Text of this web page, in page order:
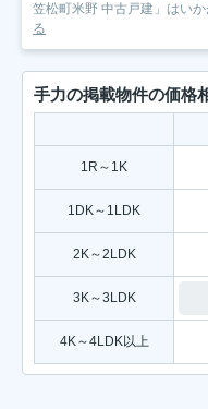
笠松町米野 中古戸建」はい
る
手力の掲載物件の価格
1R～1K
1DK～1LDK
2K～2LDK
3K～3LDK
4K～4LDK以上